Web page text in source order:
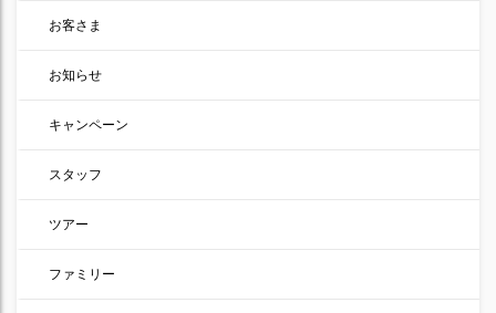
お客さま
お知らせ
キャンペーン
スタッフ
ツアー
ファミリー